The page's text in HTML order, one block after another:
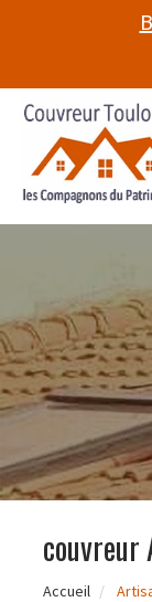
couvreur
Accueil